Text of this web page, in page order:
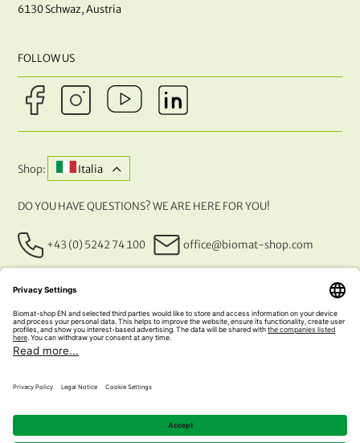
6130 Schwaz, Austria
FOLLOW US
Shop: Italia
DO YOU HAVE QUESTIONS? WE ARE HERE FOR YOU!
+43 (0) 5242 74 100 office@biomat-shop.com